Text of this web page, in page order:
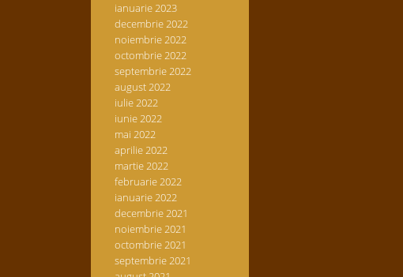
ianuarie 2023
decembrie 2022
noiembrie 2022
octombrie 2022
septembrie 2022
august 2022
iulie 2022
iunie 2022
mai 2022
aprilie 2022
martie 2022
februarie 2022
ianuarie 2022
decembrie 2021
noiembrie 2021
octombrie 2021
septembrie 2021